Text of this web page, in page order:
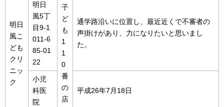
明日
風こ
ども
クリ
ニッ
ク
明日
風5丁
目9-1
011-6
85-01
22
子
ど
も
1
1
0
番
の
店
通学路沿いに位置し、最近近くで不審者の
声掛けがあり、力になりたいと思いまし
た。
小児
科医
院
平成26年7月18日